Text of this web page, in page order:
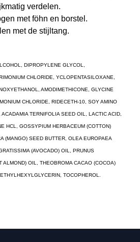
verdelen.
met föhn en borstel.
met de stijltang.
DIPROPYLENE GLYCOL,
CHLORIDE, YCLOPENTASILOXANE,
AMODIMETHICONE, GLYCINE
CHLORIDE, RIDECETH-10, SOY AMINO
TERNIFOLIA SEED OIL, LACTIC ACID,
HCL, GOSSYPIUM HERBACEUM (COTTON)
(MANGO) SEED BUTTER, OLEA EUROPAEA
(AVOCADO) OIL, PRUNUS
ALMOND) OIL, THEOBROMA CACAO (COCOA)
TOCOPHEROL.